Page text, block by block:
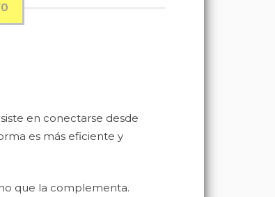
en conectarse desde
es más eficiente y
que la complementa.